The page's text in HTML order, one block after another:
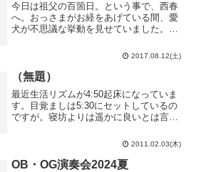
今日は祖父の百箇日。という事で、西春
へ。おっさまがお経をあげている間、愛
犬が不思議な挙動を見せていました。犬
後はひたすら勉強していました。お盆休
2017.08.12(土)
（無題）
最近生活リズムが4:50起床になっていま
す。目覚ましは5:30にセットしているの
ですが。寝坊よりは遥かに良いとは言
でした。作ったのはベイクドチーズケー
キ。材料をミキサーで混ぜてオーブンで
焼くだけという、失...
2011.02.03(木)
OB・OG演奏会2024夏